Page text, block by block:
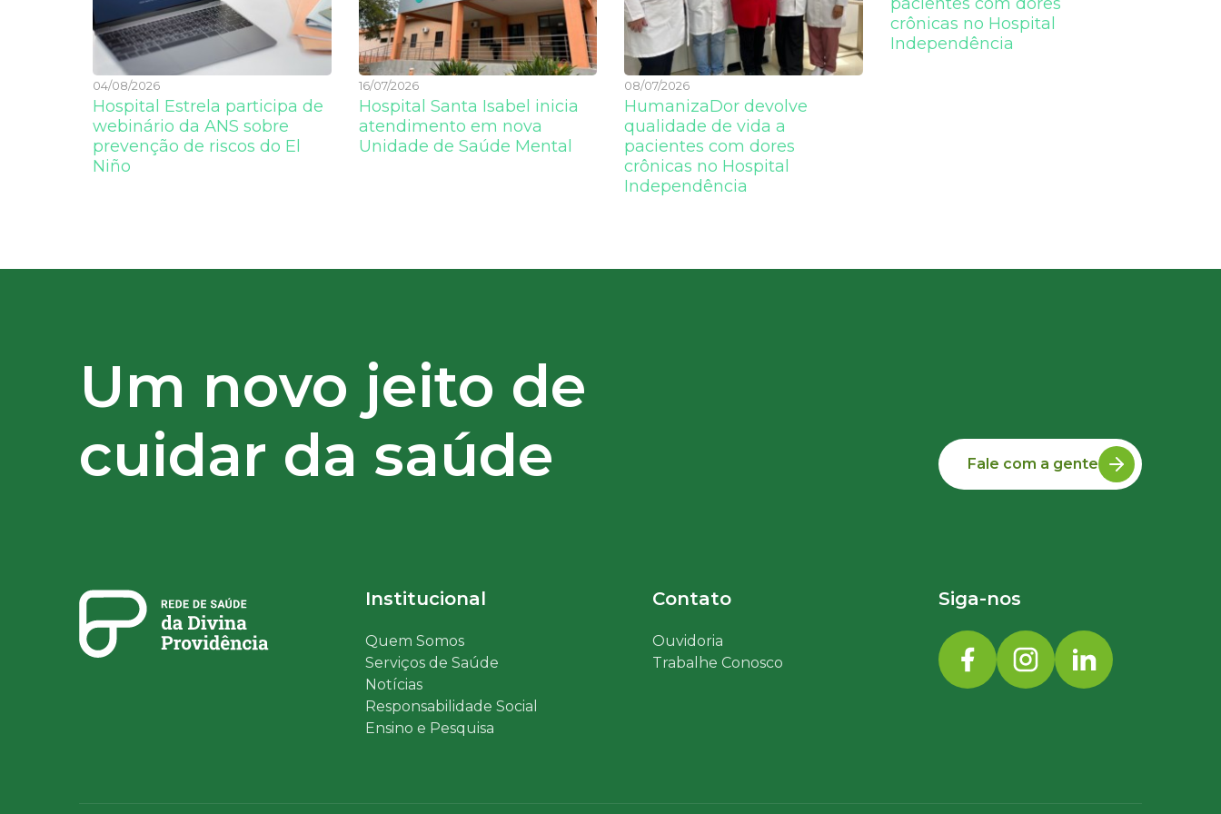
04/08/2026
Hospital Estrela participa de
webinário da ANS sobre
prevenção de riscos do El
Niño
16/07/2026
Hospital Santa Isabel inicia
atendimento em nova
Unidade de Saúde Mental
08/07/2026
HumanizaDor devolve
qualidade de vida a
pacientes com dores
crônicas no Hospital
Independência
crônicas no Hospital
Independência
Um novo jeito de
cuidar da saúde
Fale com a gente
Institucional
Quem Somos
Serviços de Saúde
Notícias
Responsabilidade Social
Ensino e Pesquisa
Contato
Ouvidoria
Trabalhe Conosco
Siga-nos